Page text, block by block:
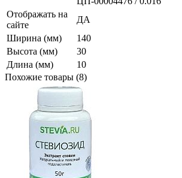
Отображать на
сайте
ДА
Ширина (мм)
140
Высота (мм)
30
Длина (мм)
10
Похожие товары (8)